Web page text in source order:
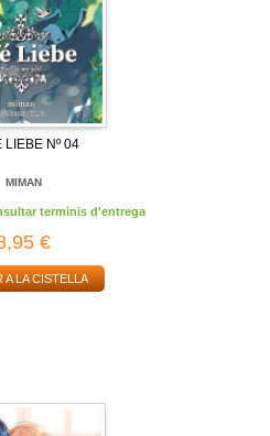
LIEBE Nº 04
MIMAN
terminis d'entrega
€
A LA CISTELLA